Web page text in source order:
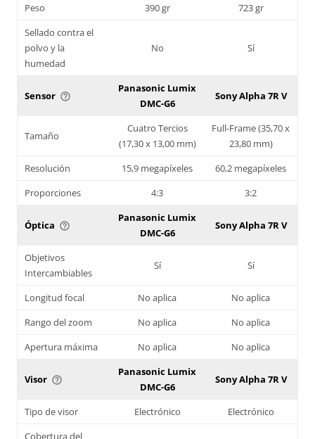
Peso
390 gr
723 gr
Sellado contra el
polvo y la
humedad
No Sí
Sensor help_outline
Panasonic Lumix
DMC-G6
Sony Alpha 7R V
Tamaño
Cuatro Tercios
(17,30 x 13,00 mm)
Full-Frame (35,70 x
23,80 mm)
Resolución
15,9 megapíxeles
60,2 megapíxeles
Proporciones
4:3 3:2
Óptica help_outline
Panasonic Lumix
DMC-G6
Sony Alpha 7R V
Objetivos
Intercambiables
Sí Sí
Longitud focal No aplica
No aplica
Rango del zoom
No aplica
No aplica
Apertura máxima
No aplica No aplica
Visor help_outline
Panasonic Lumix
DMC-G6
Sony Alpha 7R V
Tipo de visor Electrónico
Electrónico
Cobertura del